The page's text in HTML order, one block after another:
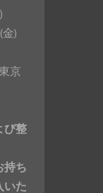
金)
京
び整
持ち
いた